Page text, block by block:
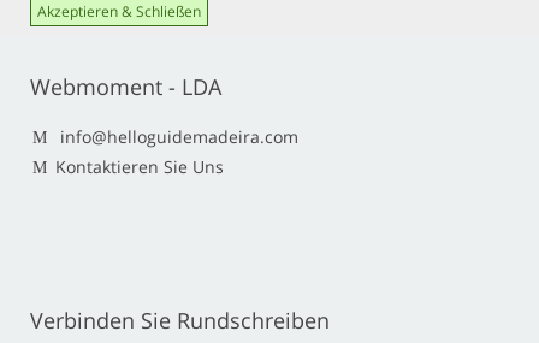
Akzeptieren & Schließen
Webmoment - LDA
info@helloguidemadeira.com
Kontaktieren Sie Uns
Verbinden Sie Rundschreiben